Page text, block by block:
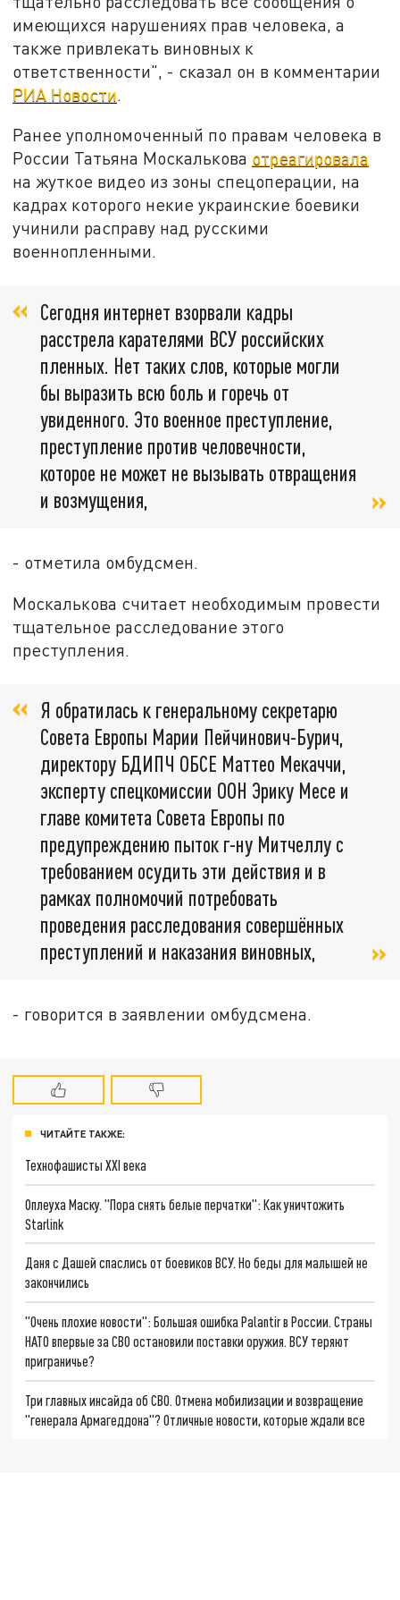
имеющихся нарушениях прав человека, а
также привлекать виновных к
ответственности", - сказал он в комментарии
РИА Новости.
Ранее уполномоченный по правам человека в
России Татьяна Москалькова отреагировала
на жуткое видео из зоны спецоперации, на
кадрах которого некие украинские боевики
учинили расправу над русскими
военнопленными.
Сегодня интернет взорвали кадры
расстрела карателями ВСУ российских
пленных. Нет таких слов, которые могли
бы выразить всю боль и горечь от
увиденного. Это военное преступление,
преступление против человечности,
которое не может не вызывать отвращения
и возмущения,
- отметила омбудсмен.
Москалькова считает необходимым провести
тщательное расследование этого
преступления.
Я обратилась к генеральному секретарю
Совета Европы Марии Пейчинович-Бурич,
директору БДИПЧ ОБСЕ Маттео Мекаччи,
эксперту спецкомиссии ООН Эрику Месе и
главе комитета Совета Европы по
предупреждению пыток г-ну Митчеллу с
требованием осудить эти действия и в
рамках полномочий потребовать
проведения расследования совершённых
преступлений и наказания виновных,
- говорится в заявлении омбудсмена.
ЧИТАЙТЕ ТАКЖЕ:
Технофашисты XXI века
Оплеуха Маску. "Пора снять белые перчатки": Как уничтожить
Starlink
Даня с Дашей спаслись от боевиков ВСУ. Но беды для малышей не
закончились
"Очень плохие новости": Большая ошибка Palantir в России. Страны
НАТО впервые за СВО остановили поставки оружия. ВСУ теряют
приграничье?
Три главных инсайда об СВО. Отмена мобилизации и возвращение
"генерала Армагеддона"? Отличные новости, которые ждали все